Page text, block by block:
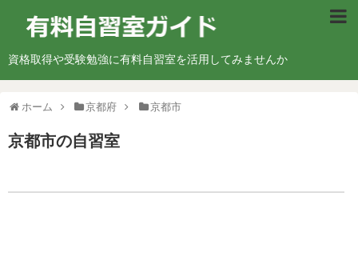
資格取得や受験勉強に有料自習室を活用してみませんか
ホーム 京都府 京都市
京都市の自習室
北海道・東北地方
北海道
青森県
宮城県